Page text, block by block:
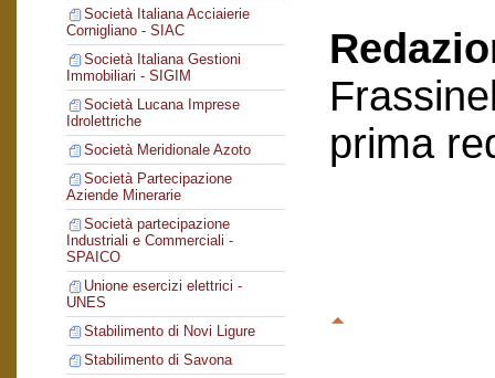
Società Italiana Acciaierie
Cornigliano - SIAC
Società Italiana Gestioni
Immobiliari - SIGIM
Società Lucana Imprese
Idrolettriche
Società Meridionale Azoto
Società Partecipazione
Aziende Minerarie
Società partecipazione
Industriali e Commerciali -
SPAICO
Unione esercizi elettrici -
UNES
Stabilimento di Novi Ligure
Stabilimento di Savona
prima